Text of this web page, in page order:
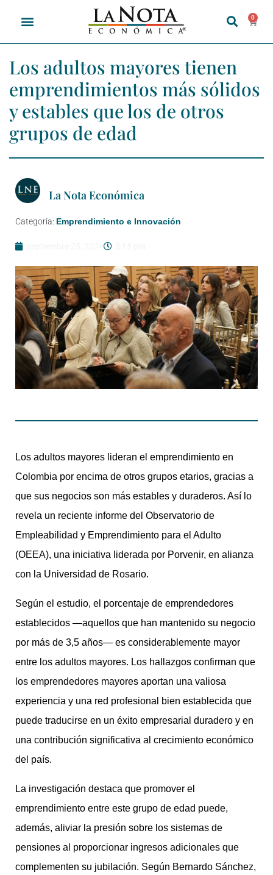
0
Los adultos mayores tienen
emprendimientos más sólidos
y estables que los de otros
grupos de edad
La Nota Económica
Categoría: Emprendimiento e Innovación
Los adultos mayores lideran el emprendimiento en
Colombia por encima de otros grupos etarios, gracias a
que sus negocios son más estables y duraderos. Así lo
revela un reciente informe del Observatorio de
Empleabilidad y Emprendimiento para el Adulto
(OEEA), una iniciativa liderada por Porvenir, en alianza
con la Universidad de Rosario.
Según el estudio, el porcentaje de emprendedores
establecidos —aquellos que han mantenido su negocio
por más de 3,5 años— es considerablemente mayor
entre los adultos mayores. Los hallazgos confirman que
los emprendedores mayores aportan una valiosa
experiencia y una red profesional bien establecida que
puede traducirse en un éxito empresarial duradero y en
una contribución significativa al crecimiento económico
del país.
La investigación destaca que promover el
emprendimiento entre este grupo de edad puede,
además, aliviar la presión sobre los sistemas de
pensiones al proporcionar ingresos adicionales que
complementen su jubilación. Según Bernardo Sánchez,